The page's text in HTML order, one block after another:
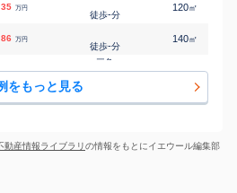
35 万円
徒歩-分
120㎡
86 万円
徒歩-分
140㎡
万円
三角
420㎡
37 万円
-
180㎡
徒歩-分
をもっと見る
動産情報ライブラリの情報をもとにイエウール編集部